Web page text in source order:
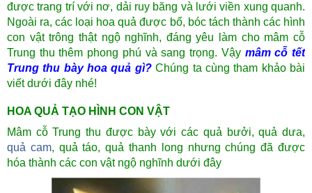
được trang trí với nơ, dải ruy băng và lưới viền xung quanh.
Ngoài ra, các loại hoa quả được bổ, bóc tách thành các hình
con vật trông thật ngộ nghĩnh, đáng yêu làm cho mâm cỗ
Trung thu thêm phong phú và sang trọng. Vậy mâm cỗ tết
Trung thu bày hoa quả gì?Chúng ta cùng tham khảo bài
viết dưới đây nhé!
HOA QUẢ TẠO HÌNH CON VẬT
Mâm cỗ Trung thu được bày với các quả bưởi, quả dưa,
quả cam, quả táo, quả thanh long nhưng chúng đã được
hóa thành các con vật ngộ nghĩnh dưới đây